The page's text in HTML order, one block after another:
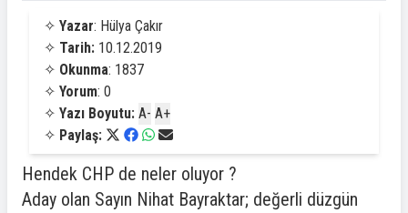
✧ Yazar: Hülya Çakır
✧ Tarih: 10.12.2019
✧ Okunma: 1837
✧ Yorum: 0
✧ Yazı Boyutu: A- A+
✧ Paylaş:
Hendek CHP de neler oluyor ?
Aday olan Sayın Nihat Bayraktar; değerli düzgün